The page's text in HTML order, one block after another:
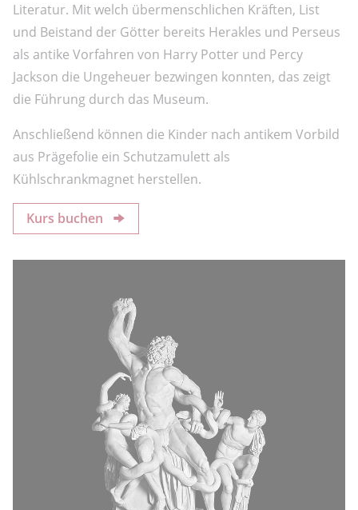
Literatur. Mit welch übermenschlichen Kräften, List
und Beistand der Götter bereits Herakles und Perseus
als antike Vorfahren von Harry Potter und Percy
Jackson die Ungeheuer bezwingen konnten, das zeigt
die Führung durch das Museum.
Anschließend können die Kinder nach antikem Vorbild
aus Prägefolie ein Schutzamulett als
Kühlschrankmagnet herstellen.
Kurs buchen